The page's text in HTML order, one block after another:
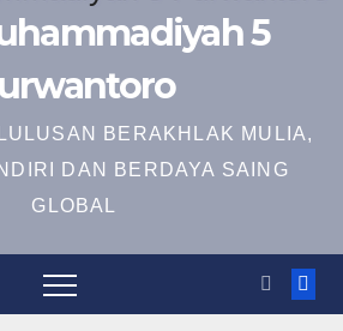
5
BERAKHLAK MULIA,
DAN BERDAYA SAING
GLOBAL